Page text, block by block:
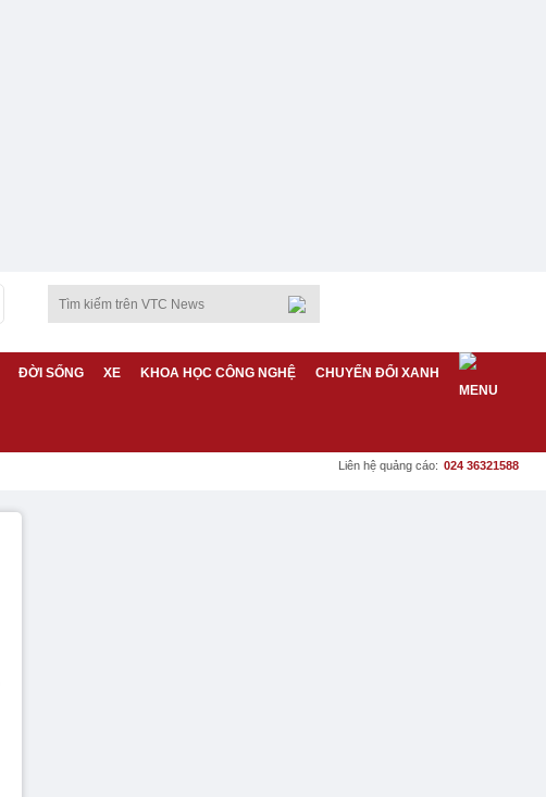
ĐỜI SỐNG XE KHOA HỌC CÔNG NGHỆ CHUYỂN ĐỔI XANH
Liên hệ quảng cáo: 024 36321588